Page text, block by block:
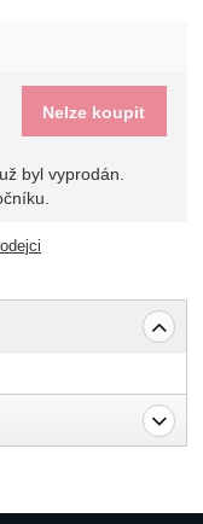
Nelze koupit
byl vyprodán.